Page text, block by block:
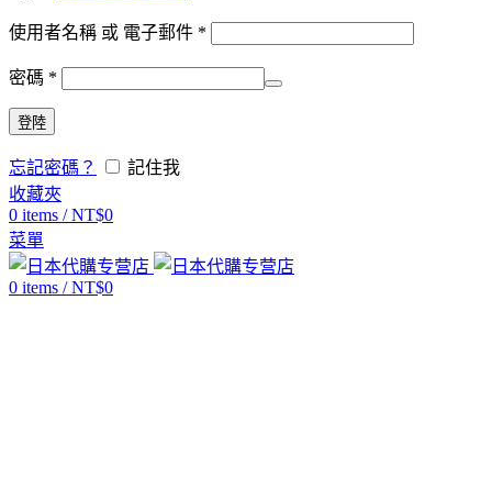
使用者名稱 或 電子郵件 *
密碼 *
登陸
忘記密碼？
記住我
收藏夾
0 items / NT$0
菜單
0 items / NT$0